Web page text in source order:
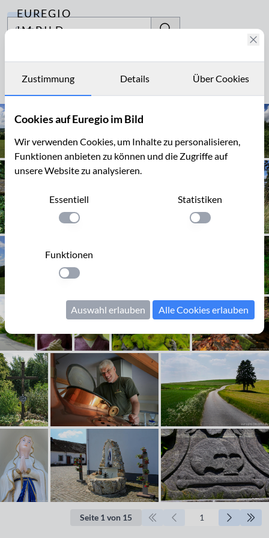
EUREGIO
IM BILD
Archiv
Kontakt
Archiv
Seite 1 von 15
Zustimmung Details Über Cookies
Cookies auf Euregio im Bild
Wir verwenden Cookies, um Inhalte zu personalisieren,
Funktionen anbieten zu können und die Zugriffe auf
unsere Website zu analysieren.
Essentiell
Einstellung anwenden
Statistiken
Einstellung
Funktionen
Einstellung anwenden
Auswahl erlauben Alle Cookies erlauben